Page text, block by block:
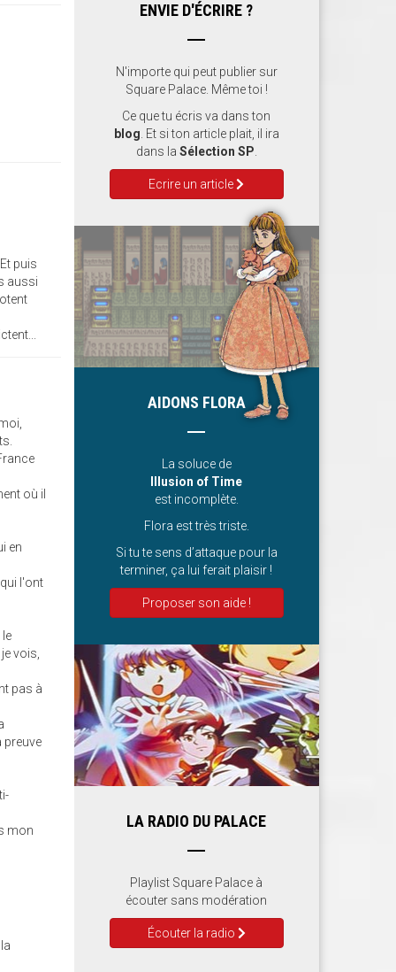
puis
aussi
où il
en
l'ont
vois,
pas à
preuve
mon
ENVIE D'ÉCRIRE ?
N'importe qui peut publier sur
Square Palace. Même toi !
Ce que tu écris va dans ton
blog . Et si ton article plait, il ira
dans la Sélection SP
Ecrire un article
AIDONS FLORA
La soluce de
Illusion of Time
est incomplète.
Flora est très triste.
Si tu te sens d’attaque pour la
terminer, ça lui ferait plaisir !
Proposer son aide !
LA RADIO DU PALACE
Playlist Square Palace à
écouter sans modération
Écouter la radio